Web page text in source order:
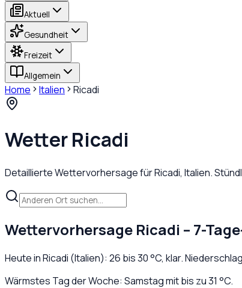
Aktuell
Gesundheit
Freizeit
Allgemein
Home Italien Ricadi
WetterRicadi
Detaillierte Wettervorhersage fürRicadi, Italien.
Wettervorhersage Ricadi – 7-
Heute inRicadi (Italien): 26 bis30°C, klar. Niederschlag
Wärmstes Tag der Woche: Samstag mit bis zu 31 °C.